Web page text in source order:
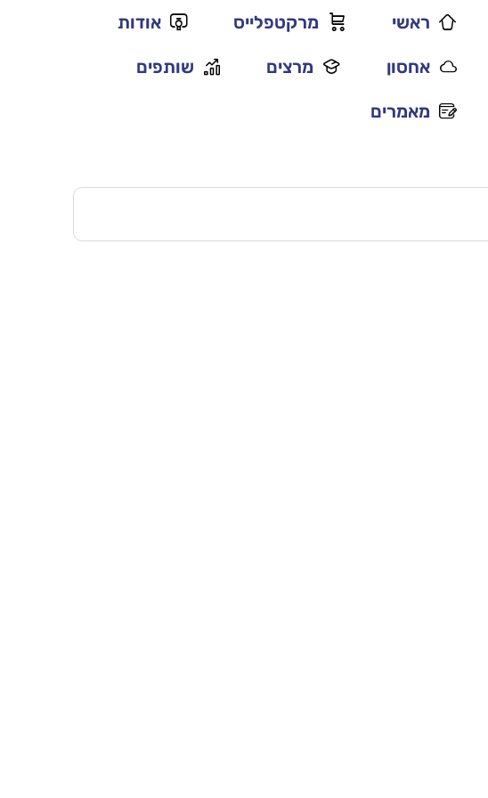
ראשי מרקטפלייס אודות
אחסון מרצים שותפים
מאמרים